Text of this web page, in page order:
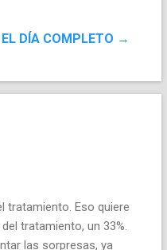
EL DÍA COMPLETO →
tratamiento. Eso quiere
tratamiento, un 33%.
las sorpresas, ya